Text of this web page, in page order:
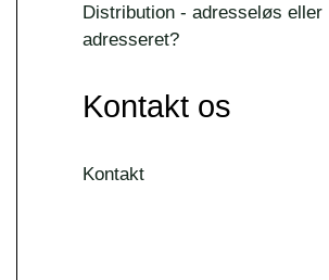
Distribution - adresseløs eller
adresseret?
Kontakt os
Kontakt